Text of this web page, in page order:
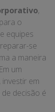
,
o
equipes
se
a maneira
um
em
decisão é